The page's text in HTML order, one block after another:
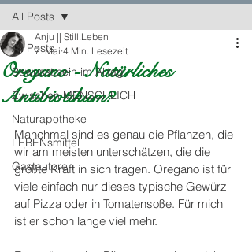
All Posts
Bewusst:sein im Alltag
Zwischen MENSCHLICH
Naturapotheke
LEBENsmittel
Gastautoren
All Posts
Oregano - Natürliches
Antibiotikum?
Anju || Still.Leben
7. Mai 4 Min. Lesezeit
Manchmal sind es genau die Pflanzen, die
wir am meisten unterschätzen, die die
größte Kraft in sich tragen. Oregano ist für
viele einfach nur dieses typische Gewürz
auf Pizza oder in Tomatensoße. Für mich
ist er schon lange viel mehr.